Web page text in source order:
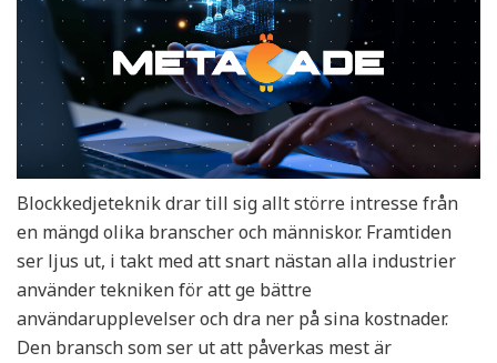
Blockkedjeteknik drar till sig allt större intresse från
en mängd olika branscher och människor. Framtiden
ser ljus ut, i takt med att snart nästan alla industrier
använder tekniken för att ge bättre
användarupplevelser och dra ner på sina kostnader.
Den bransch som ser ut att påverkas mest är